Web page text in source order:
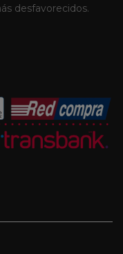
desfavorecidos.